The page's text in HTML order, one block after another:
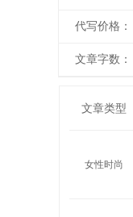
代写价格：
文章字数：
文章类型
女性时尚